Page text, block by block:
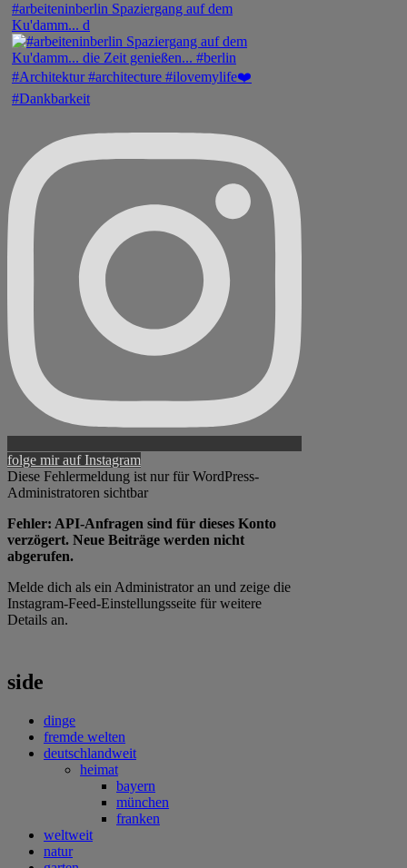
#arbeiteninberlin Spaziergang auf dem
Ku'damm... d
folge mir auf Instagram
Diese Fehlermeldung ist nur für WordPress-
Administratoren sichtbar
Fehler: API-Anfragen sind für dieses Konto
verzögert. Neue Beiträge werden nicht
abgerufen.
Melde dich als ein Administrator an und zeige die
Instagram-Feed-Einstellungsseite für weitere
Details an.
side
dinge
fremde welten
deutschlandweit
heimat
bayern
münchen
franken
weltweit
natur